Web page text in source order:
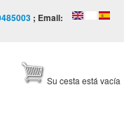
; Email:
Su cesta está vacía